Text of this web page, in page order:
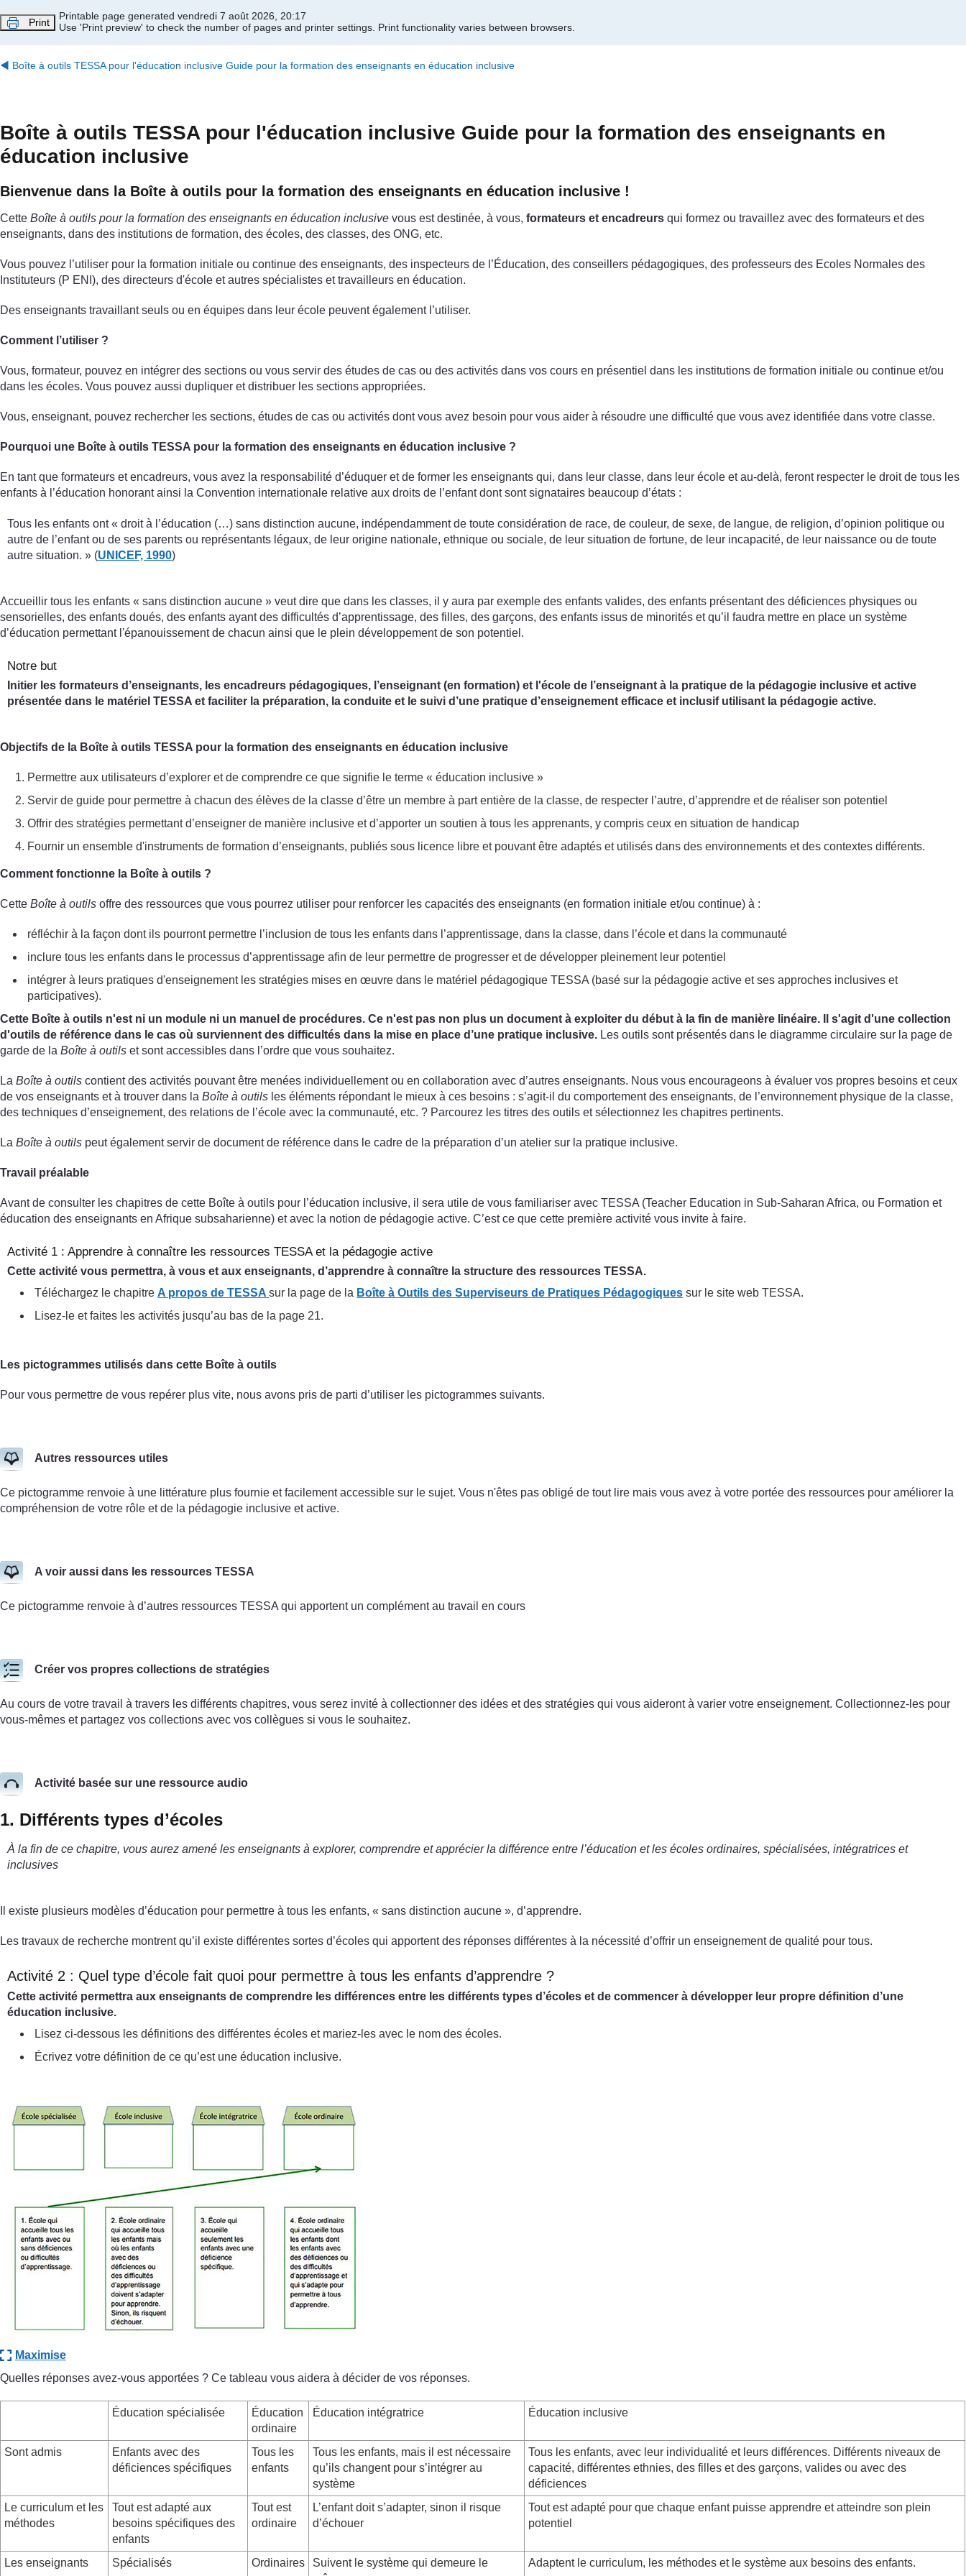
Print
Printable page generated vendredi 7 août 2026, 20:17
Use 'Print preview' to check the number of pages and printer settings. Print functionality varies between browsers.
◀︎ Boîte à outils TESSA pour l'éducation inclusive Guide pour la formation des enseignants en éducation inclusive
Boîte à outils TESSA pour l'éducation inclusive Guide pour la formation des enseignants en
éducation inclusive
Bienvenue dans la Boîte à outils pour la formation des enseignants en éducation inclusive !
Cette Boîte à outils pour la formation des enseignants en éducation inclusive vous est destinée, à vous, formateurs et encadreurs qui formez ou travaillez avec des formateurs et des
enseignants, dans des institutions de formation, des écoles, des classes, des ONG, etc.
Vous pouvez l’utiliser pour la formation initiale ou continue des enseignants, des inspecteurs de l’Éducation, des conseillers pédagogiques, des professeurs des Ecoles Normales des
Instituteurs (P ENI), des directeurs d'école et autres spécialistes et travailleurs en éducation.
Des enseignants travaillant seuls ou en équipes dans leur école peuvent également l’utiliser.
Comment l’utiliser ?
Vous, formateur, pouvez en intégrer des sections ou vous servir des études de cas ou des activités dans vos cours en présentiel dans les institutions de formation initiale ou continue et/ou
dans les écoles. Vous pouvez aussi dupliquer et distribuer les sections appropriées.
Vous, enseignant, pouvez rechercher les sections, études de cas ou activités dont vous avez besoin pour vous aider à résoudre une difficulté que vous avez identifiée dans votre classe.
Pourquoi une Boîte à outils TESSA pour la formation des enseignants en éducation inclusive ?
En tant que formateurs et encadreurs, vous avez la responsabilité d’éduquer et de former les enseignants qui, dans leur classe, dans leur école et au-delà, feront respecter le droit de tous les
enfants à l’éducation honorant ainsi la Convention internationale relative aux droits de l’enfant dont sont signataires beaucoup d’états :
Tous les enfants ont « droit à l’éducation (…) sans distinction aucune, indépendamment de toute considération de race, de couleur, de sexe, de langue, de religion, d’opinion politique ou
autre de l’enfant ou de ses parents ou représentants légaux, de leur origine nationale, ethnique ou sociale, de leur situation de fortune, de leur incapacité, de leur naissance ou de toute
autre situation. » (UNICEF, 1990)
Accueillir tous les enfants « sans distinction aucune » veut dire que dans les classes, il y aura par exemple des enfants valides, des enfants présentant des déficiences physiques ou
sensorielles, des enfants doués, des enfants ayant des difficultés d’apprentissage, des filles, des garçons, des enfants issus de minorités et qu’il faudra mettre en place un système
d’éducation permettant l'épanouissement de chacun ainsi que le plein développement de son potentiel.
Notre but
Initier les formateurs d’enseignants, les encadreurs pédagogiques, l’enseignant (en formation) et l'école de l’enseignant à la pratique de la pédagogie inclusive et active
présentée dans le matériel TESSA et faciliter la préparation, la conduite et le suivi d’une pratique d’enseignement efficace et inclusif utilisant la pédagogie active.
Objectifs de la Boîte à outils TESSA pour la formation des enseignants en éducation inclusive
Permettre aux utilisateurs d’explorer et de comprendre ce que signifie le terme « éducation inclusive »
Servir de guide pour permettre à chacun des élèves de la classe d’être un membre à part entière de la classe, de respecter l’autre, d’apprendre et de réaliser son potentiel
Offrir des stratégies permettant d’enseigner de manière inclusive et d’apporter un soutien à tous les apprenants, y compris ceux en situation de handicap
Fournir un ensemble d'instruments de formation d’enseignants, publiés sous licence libre et pouvant être adaptés et utilisés dans des environnements et des contextes différents.
Comment fonctionne la Boîte à outils ?
Cette Boîte à outils offre des ressources que vous pourrez utiliser pour renforcer les capacités des enseignants (en formation initiale et/ou continue) à :
réfléchir à la façon dont ils pourront permettre l’inclusion de tous les enfants dans l’apprentissage, dans la classe, dans l’école et dans la communauté
inclure tous les enfants dans le processus d’apprentissage afin de leur permettre de progresser et de développer pleinement leur potentiel
intégrer à leurs pratiques d'enseignement les stratégies mises en œuvre dans le matériel pédagogique TESSA (basé sur la pédagogie active et ses approches inclusives et
participatives).
Cette Boîte à outils n'est ni un module ni un manuel de procédures. Ce n'est pas non plus un document à exploiter du début à la fin de manière linéaire. Il s'agit d'une collection
d'outils de référence dans le cas où surviennent des difficultés dans la mise en place d’une pratique inclusive. Les outils sont présentés dans le diagramme circulaire sur la page de
garde de la Boîte à outils et sont accessibles dans l’ordre que vous souhaitez.
La Boîte à outils contient des activités pouvant être menées individuellement ou en collaboration avec d’autres enseignants. Nous vous encourageons à évaluer vos propres besoins et ceux
de vos enseignants et à trouver dans la Boîte à outils les éléments répondant le mieux à ces besoins : s’agit-il du comportement des enseignants, de l’environnement physique de la classe,
des techniques d’enseignement, des relations de l’école avec la communauté, etc. ? Parcourez les titres des outils et sélectionnez les chapitres pertinents.
La Boîte à outils peut également servir de document de référence dans le cadre de la préparation d’un atelier sur la pratique inclusive.
Travail préalable
Avant de consulter les chapitres de cette Boîte à outils pour l’éducation inclusive, il sera utile de vous familiariser avec TESSA (Teacher Education in Sub-Saharan Africa, ou Formation et
éducation des enseignants en Afrique subsaharienne) et avec la notion de pédagogie active. C’est ce que cette première activité vous invite à faire.
Activité 1 : Apprendre à connaître les ressources TESSA et la pédagogie active
Cette activité vous permettra, à vous et aux enseignants, d’apprendre à connaître la structure des ressources TESSA.
Téléchargez le chapitreA propos de TESSAsur la page de la Boîte à Outils des Superviseurs de Pratiques Pédagogiques sur le site web TESSA.
Lisez-le et faites les activités jusqu’au bas de la page 21.
Les pictogrammes utilisés dans cette Boîte à outils
Pour vous permettre de vous repérer plus vite, nous avons pris de parti d’utiliser les pictogrammes suivants.
Autres ressources utiles
Ce pictogramme renvoie à une littérature plus fournie et facilement accessible sur le sujet. Vous n'êtes pas obligé de tout lire mais vous avez à votre portée des ressources pour améliorer la
compréhension de votre rôle et de la pédagogie inclusive et active.
A voir aussi dans les ressources TESSA
Ce pictogramme renvoie à d’autres ressources TESSA qui apportent un complément au travail en cours
Créer vos propres collections de stratégies
Au cours de votre travail à travers les différents chapitres, vous serez invité à collectionner des idées et des stratégies qui vous aideront à varier votre enseignement. Collectionnez-les pour
vous-mêmes et partagez vos collections avec vos collègues si vous le souhaitez.
Activité basée sur une ressource audio
1. Différents types d’écoles
À la fin de ce chapitre, vous aurez amené les enseignants à explorer, comprendre et apprécier la différence entre l’éducation et les écoles ordinaires, spécialisées, intégratrices et
inclusives
Il existe plusieurs modèles d’éducation pour permettre à tous les enfants, « sans distinction aucune », d’apprendre.
Les travaux de recherche montrent qu’il existe différentes sortes d’écoles qui apportent des réponses différentes à la nécessité d’offrir un enseignement de qualité pour tous.
Activité 2 : Quel type d’école fait quoi pour permettre à tous les enfants d’apprendre ?
Cette activité permettra aux enseignants de comprendre les différences entre les différents types d’écoles et de commencer à développer leur propre définition d’une
éducation inclusive.
Lisez ci-dessous les définitions des différentes écoles et mariez-les avec le nom des écoles.
Écrivez votre définition de ce qu’est une éducation inclusive.
Maximise
Quelles réponses avez-vous apportées ? Ce tableau vous aidera à décider de vos réponses.
Éducation spécialisée
Éducation
ordinaire
Éducation intégratrice Éducation inclusive
Sont admis
Enfants avec des
déficiences spécifiques
Tous les
enfants
Tous les enfants, mais il est nécessaire
qu’ils changent pour s’intégrer au
système
Tous les enfants, avec leur individualité et leurs différences. Différents niveaux de
capacité, différentes ethnies, des filles et des garçons, valides ou avec des
déficiences
Le curriculum et les
méthodes
Tout est adapté aux
besoins spécifiques des
enfants
Tout est
ordinaire
L’enfant doit s’adapter, sinon il risque
d’échouer
Tout est adapté pour que chaque enfant puisse apprendre et atteindre son plein
potentiel
Les enseignants Spécialisés Ordinaires
Suivent le système qui demeure le
Adaptent le curriculum, les méthodes et le système aux besoins des enfants.